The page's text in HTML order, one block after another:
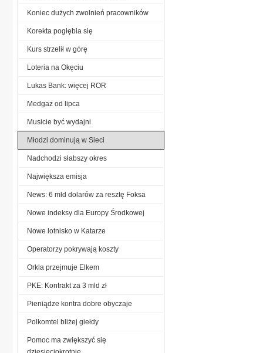
Koniec dużych zwolnień pracowników
Korekta pogłębia się
Kurs strzelił w górę
Loteria na Okęciu
Lukas Bank: więcej ROR
Medgaz od lipca
Musicie być wydajni
Młodzi dominują w Sieci
Nadchodzi słabszy okres
Największa emisja
News: 6 mld dolarów za resztę Foksa
Nowe indeksy dla Europy Środkowej
Nowe lotnisko w Katarze
Operatorzy pokrywają koszty
Orkla przejmuje Elkem
PKE: Kontrakt za 3 mld zł
Pieniądze kontra dobre obyczaje
Polkomtel bliżej giełdy
Pomoc ma zwiększyć się